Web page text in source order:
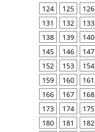
124
125 126
131
132 133
138
139 140
145
146 147
152
153 154
159
160 161
166
167 168
173
174 175
180
181 182